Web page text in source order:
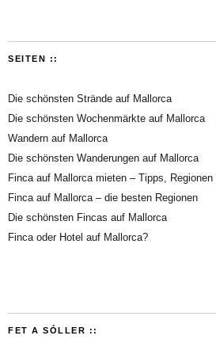
SEITEN ::
Die schönsten Strände auf Mallorca
Die schönsten Wochenmärkte auf Mallorca
Wandern auf Mallorca
Die schönsten Wanderungen auf Mallorca
Finca auf Mallorca mieten – Tipps,
Finca auf Mallorca – die besten Regionen
Die schönsten Fincas auf Mallorca
Finca oder Hotel auf Mallorca?
FET A SÓLLER ::